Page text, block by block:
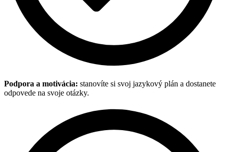
Podpora a motivácia: stanovíte si svoj jazykový plán a dostanete
odpovede na svoje otázky.